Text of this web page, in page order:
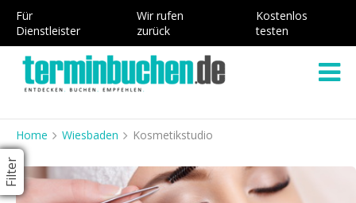
Für
Dienstleister
Wir rufen
zurück
Kostenlos
testen
Home Wiesbaden Kosmetikstudio
Filter